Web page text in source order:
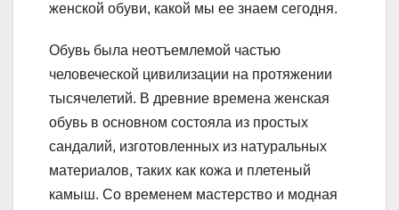
женской обуви, какой мы ее знаем сегодня.
Обувь была неотъемлемой частью
человеческой цивилизации на протяжении
тысячелетий. В древние времена женская
обувь в основном состояла из простых
сандалий, изготовленных из натуральных
материалов, таких как кожа и плетеный
камыш. Со временем мастерство и модная